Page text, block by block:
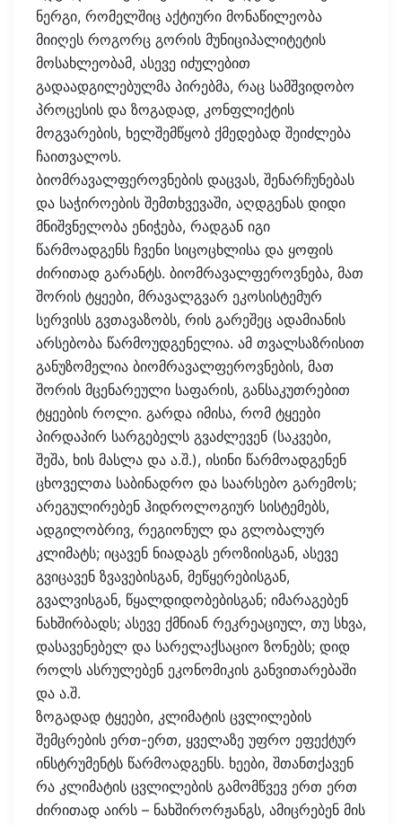
ნერგი, რომელშიც აქტიური მონაწილეობა
მიიღეს როგორც გორის მუნიციპალიტეტის
მოსახლეობამ, ასევე იძულებით
გადაადგილებულმა პირებმა, რაც სამშვიდობო
პროცესის და ზოგადად, კონფლიქტის
მოგვარების, ხელშემწყობ ქმედებად შეიძლება
ჩაითვალოს.
ბიომრავალფეროვნების დაცვას, შენარჩუნებას
და საჭიროების შემთხვევაში, აღდგენას დიდი
მნიშვნელობა ენიჭება, რადგან იგი
წარმოადგენს ჩვენი სიცოცხლისა და ყოფის
ძირითად გარანტს. ბიომრავალფეროვნება, მათ
შორის ტყეები, მრავალგვარ ეკოსისტემურ
სერვისს გვთავაზობს, რის გარეშეც ადამიანის
არსებობა წარმოუდგენელია. ამ თვალსაზრისით
განუზომელია ბიომრავალფეროვნების, მათ
შორის მცენარეული საფარის, განსაკუთრებით
ტყეების როლი. გარდა იმისა, რომ ტყეები
პირდაპირ სარგებელს გვაძლევენ (საკვები,
შეშა, ხის მასლა და ა.შ.), ისინი წარმოადგენენ
ცხოველთა საბინადრო და საარსებო გარემოს;
არეგულირებენ ჰიდროლოგიურ სისტემებს,
ადგილობრივ, რეგიონულ და გლობალურ
კლიმატს; იცავენ ნიადაგს ეროზიისგან, ასევე
გვიცავენ ზვავებისგან, მეწყერებისგან,
გვალვისგან, წყალდიდობებისგან; იმარაგებენ
ნახშირბადს; ასევე ქმნიან რეკრეაციულ, თუ სხვა,
დასავენებელ და სარელაქსაციო ზონებს; დიდ
როლს ასრულებენ ეკონომიკის განვითარებაში
და ა.შ.
ზოგადად ტყეები, კლიმატის ცვლილების
შემცრების ერთ-ერთ, ყველაზე უფრო ეფექტურ
ინსტრუმენტს წარმოადგენს. ხეები, შთანთქავენ
რა კლიმატის ცვლილების გამომწვევ ერთ ერთ
ძირითად აირს – ნახშირორჟანგს, ამიცრებენ მის